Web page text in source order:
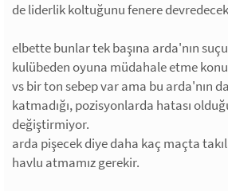
de liderlik koltuğunu fenere
elbette bunlar tek başına arda'nın
kulübeden oyuna müdahale etme
vs bir ton sebep var ama bu arda'nın
katmadığı, pozisyonlarda hatası
değiştirmiyor.
arda pişecek diye daha kaç maçta
havlu atmamız gerekir.